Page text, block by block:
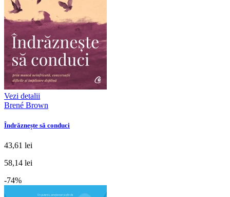
Vezi detalii
Brené Brown
Îndrăznește să conduci
43,61 lei
58,14 lei
-74%